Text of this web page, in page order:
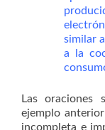
similar
a la
Las oraciones
ejemplo
incompleta e